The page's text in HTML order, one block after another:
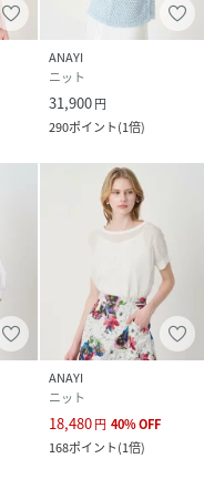
ANAYI
ニット
31,900円
290ポイント(1倍)
ANAYI
ニット
18,480円 40%OFF
168ポイント(1倍)